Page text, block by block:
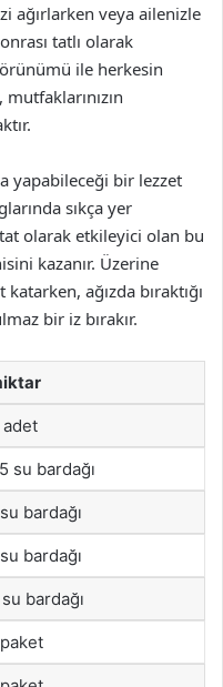
ağırlarken veya ailenizle
tatlı olarak
ile herkesin
yapabileceği bir lezzet
sıkça yer
olarak etkileyici olan bu
kazanır. Üzerine
ağızda bıraktığı
bir iz bırakır.
adet
su bardağı
bardağı
bardağı
bardağı